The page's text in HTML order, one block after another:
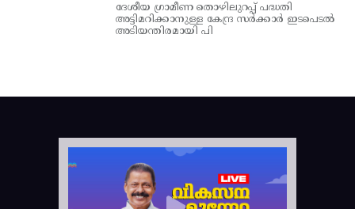
ദേശീയ ഗ്രാമീണ തൊഴിലുറപ്പ്‌ പദ്ധതി
അട്ടിമറിക്കാനുള്ള കേന്ദ്ര സര്‍ക്കാര്‍ ഇടപെടല്‍
അടിയന്തിരമായി പി